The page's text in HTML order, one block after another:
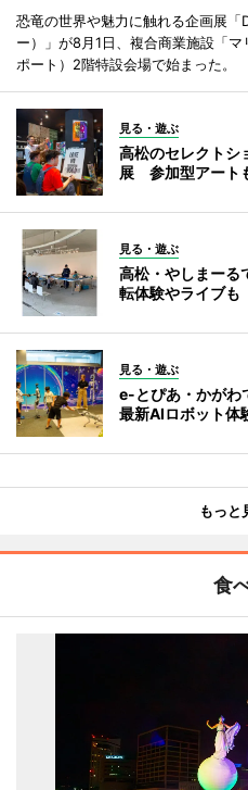
恐竜の世界や魅力に触れる企画展「
ー）」が8月1日、複合商業施設「
ポート）2階特設会場で始まった。
見る・遊ぶ
高松のセレクトシ
展 参加型アート
見る・遊ぶ
高松・やしまー
転体験やライブも
見る・遊ぶ
e-とぴあ・かが
最新AIロボット体
もっと
食